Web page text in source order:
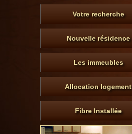
Votre recherche
Nouvelle résidence
Les immeubles
Allocation logement
Fibre Installée